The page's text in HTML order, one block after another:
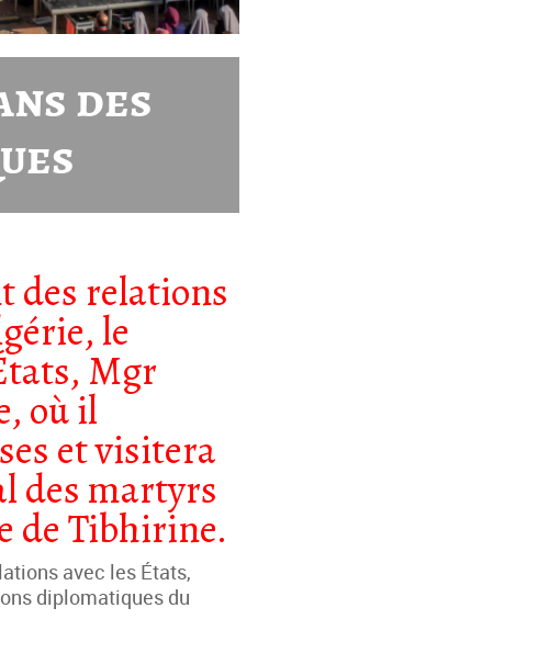
des
des relations
le
Mgr
où il
et visitera
des martyrs
de Tibhirine.
avec les États,
diplomatiques du